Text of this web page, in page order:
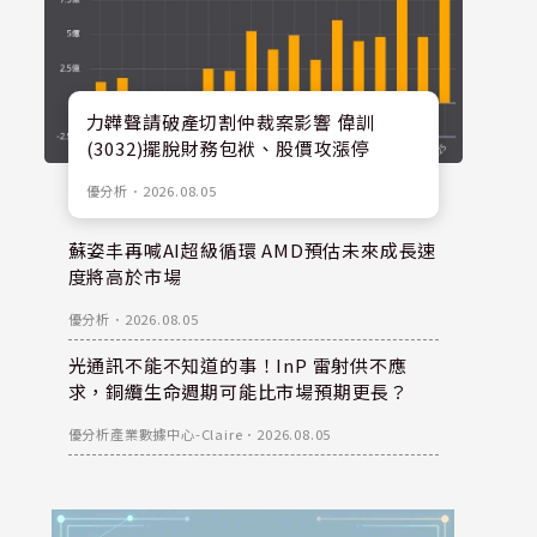
力韡聲請破產切割仲裁案影響 偉訓
(3032)擺脫財務包袱、股價攻漲停
優分析 ． 2026.08.05
蘇姿丰再喊AI超級循環 AMD預估未來成長速
度將高於市場
優分析 ． 2026.08.05
光通訊不能不知道的事！InP 雷射供不應
求，銅纜生命週期可能比市場預期更長？
優分析產業數據中心-Claire ． 2026.08.05